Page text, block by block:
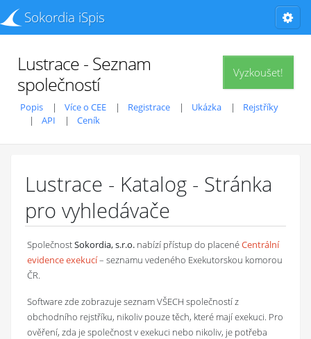
Sokordia iSpis
Vyzkoušet!
Lustrace - Seznam
společností
Popis Více o CEE Registrace Ukázka
Rejstříky
API
Ceník
Lustrace - Katalog - Stránka
pro vyhledávače
SpolečnostSokordia, s.r.o. nabízí přístup do placenéCentrální
evidence exekucí– seznamu vedeného Exekutorskou komorou
ČR.
Software zde zobrazuje seznam VŠECH společností z
obchodního rejstříku, nikoliv pouze těch, které mají exekuci. Pro
ověření, zda je společnost v exekuci nebo nikoliv, je potřeba